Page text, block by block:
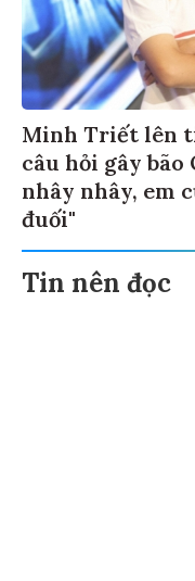
Minh Triết lên
câu hỏi gây bão
nhây nhây, em
đuối"
Tin nên đọc